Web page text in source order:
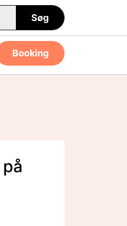
Søg
Booking